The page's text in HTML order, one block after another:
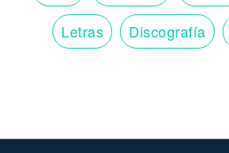
Letras Discografía